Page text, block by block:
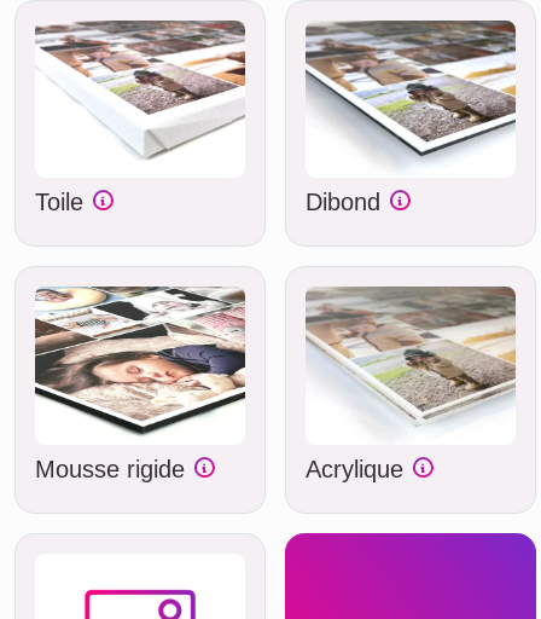
Toile Dibond
Mousse rigide Acrylique